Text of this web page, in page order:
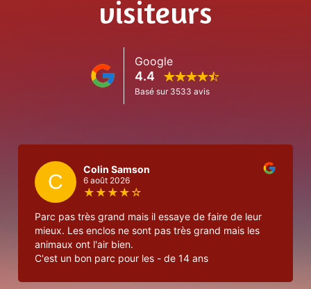
visiteurs
C
Colin Samson
6 août 2026
★ ★ ★ ★ ☆
Parc pas très grand mais il essaye de faire de leur
mieux. Les enclos ne sont pas très grand mais les
animaux ont l'air bien.
C'est un bon parc pour les - de 14 ans
Le parc
Visite guidée